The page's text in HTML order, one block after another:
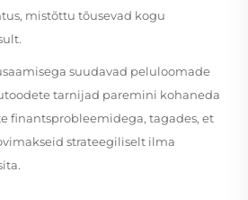
mistõttu tõusevad kogu
suudavad peluloomade
tarnijad paremini kohaneda
finantsprobleemidega, tagades, et
strateegiliselt ilma